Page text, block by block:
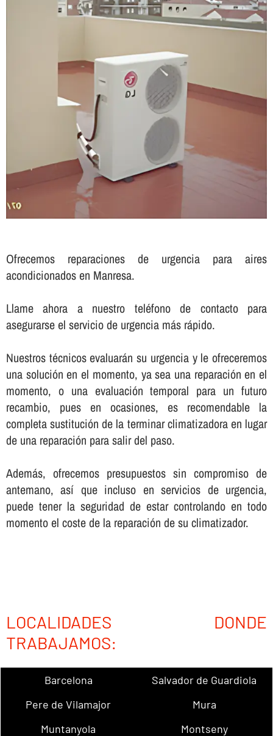
Ofrecemos reparaciones de urgencia para aires
acondicionados en Manresa.
Llame ahora a nuestro teléfono de contacto para
asegurarse el servicio de urgencia más rápido.
Nuestros técnicos evaluarán su urgencia y le ofreceremos
una solución en el momento, ya sea una reparación en el
momento, o una evaluación temporal para un futuro
recambio, pues en ocasiones, es recomendable la
completa sustitución de la terminar climatizadora en lugar
de una reparación para salir del paso.
Además, ofrecemos presupuestos sin compromiso de
antemano, así­ que incluso en servicios de urgencia,
puede tener la seguridad de estar controlando en todo
momento el coste de la reparación de su climatizador.
LOCALIDADES DONDE
TRABAJAMOS:
Barcelona
Salvador de Guardiola
Pere de Vilamajor
Mura
Muntanyola
Montseny